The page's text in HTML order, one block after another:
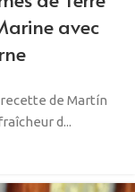
avec
de Martín
d...